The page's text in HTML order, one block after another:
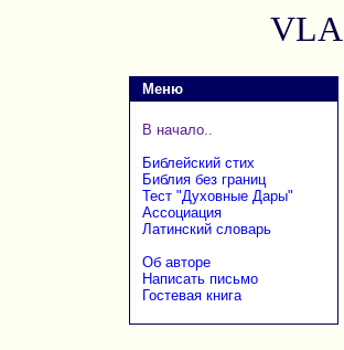
Меню
В начало..
Библейский стих
Библия без границ
Тест "Духовные Дары"
Ассоциация
Латинский словарь
Об авторе
Написать письмо
Гостевая книга